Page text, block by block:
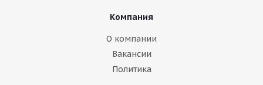
Компания
О компании
Вакансии
Политика